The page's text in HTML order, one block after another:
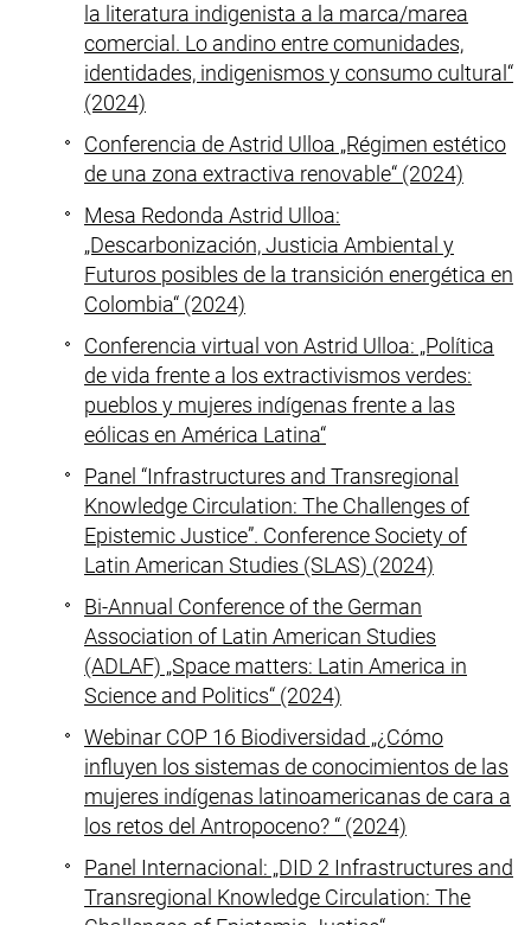
la literatura indigenista a la marca/marea
comercial. Lo andino entre comunidades,
identidades, indigenismos y consumo cultural“
(2024)
Conferencia de Astrid Ulloa „Régimen estético
de una zona extractiva renovable“ (2024)
Mesa Redonda Astrid Ulloa:
„Descarbonización, Justicia Ambiental y
Futuros posibles de la transición energética en
Colombia“ (2024)
Conferencia virtual von Astrid Ulloa: „Política
de vida frente a los extractivismos verdes:
pueblos y mujeres indígenas frente a las
eólicas en América Latina“
Panel “Infrastructures and Transregional
Knowledge Circulation: The Challenges of
Epistemic Justice”. Conference Society of
Latin American Studies (SLAS) (2024)
Bi-Annual Conference of the German
Association of Latin American Studies
(ADLAF) „Space matters: Latin America in
Science and Politics“ (2024)
Webinar COP 16 Biodiversidad „¿Cómo
influyen los sistemas de conocimientos de las
mujeres indígenas latinoamericanas de cara a
los retos del Antropoceno? “ (2024)
Panel Internacional: „DID 2 Infrastructures and
Transregional Knowledge Circulation: The